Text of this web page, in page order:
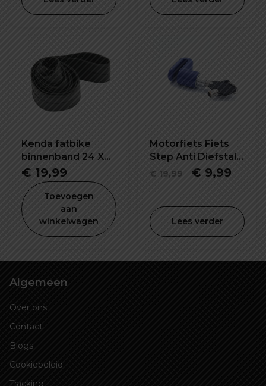
was:
is:
Kenda fatbike
binnenband 24 X
4.0 inch K1188
€ 19,99
Toevoegen
aan
winkelwagen
Motorfiets Fiets
Step Anti Diefstal
Schijfrem Slot
€19,99
was:
€ 19,99.
€ 9,99
is:
€
Lees verder
Algemeen
Over ons
Contact
Blogs
Cookiebeleid
Tracking